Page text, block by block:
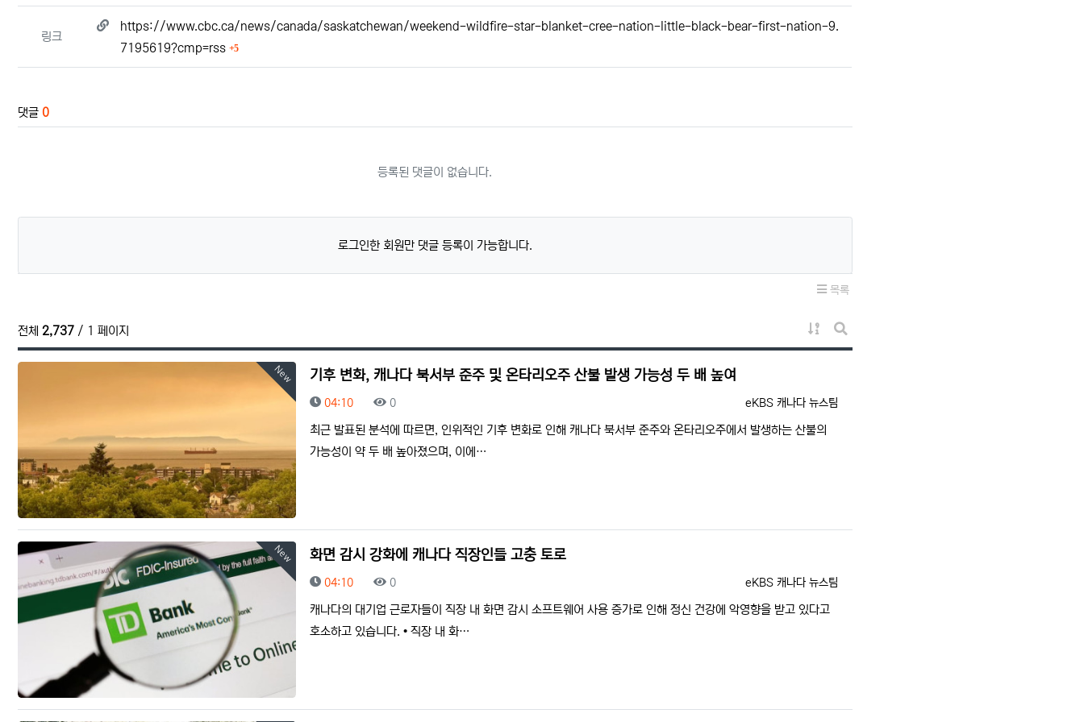
링크
https://www.cbc.ca/news/canada/saskatchewan/weekend-wildfire-star-blanket-cree-nation-little-black-bear-first-nation-9.
7195619?cmp=rss
5회 연결
댓글 0
등록된 댓글이 없습니다.
로그인한 회원만 댓글 등록이 가능합니다.
목록
전체 2,737 / 1 페이지
게시물 정렬
게시판 검색
New 기후 변화, 캐나다 북서부 준주 및 온타리오주 산불 발생 가능성 두 배 높여
등록자
eKBS 캐나다 뉴스팀
등록일
04:10 조회
0
최근 발표된 분석에 따르면, 인위적인 기후 변화로 인해 캐나다 북서부 준주와 온타리오주에서 발생하는 산불의
가능성이 약 두 배 높아졌으며, 이에…
New 화면 감시 강화에 캐나다 직장인들 고충 토로
등록자
eKBS 캐나다 뉴스팀
등록일
04:10 조회
0
캐나다의 대기업 근로자들이 직장 내 화면 감시 소프트웨어 사용 증가로 인해 정신 건강에 악영향을 받고 있다고
호소하고 있습니다. • 직장 내 화…